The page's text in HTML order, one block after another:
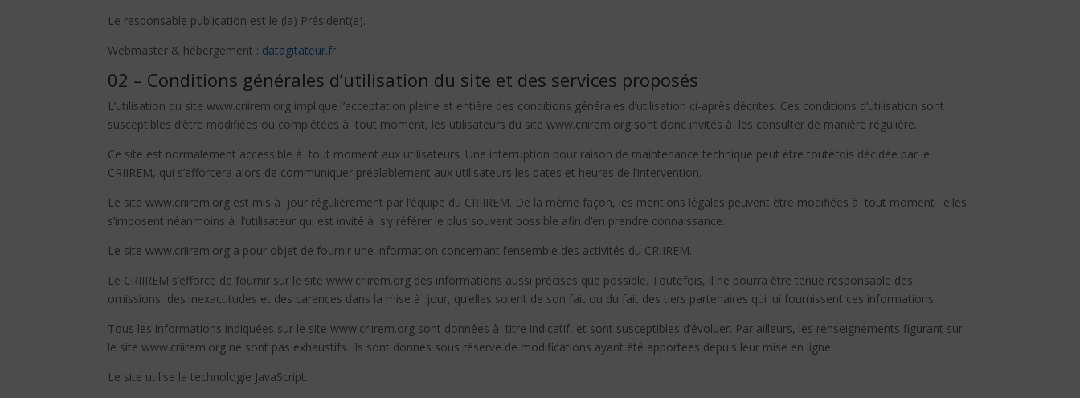
Le responsable publication est le (la) Président(e).
Webmaster & hébergement : datagitateur.fr
02 – Conditions générales d’utilisation du site et des services proposés
L’utilisation du site www.criirem.org implique l’acceptation pleine et entière des conditions générales d’utilisation ci-après décrites. Ces conditions d’utilisation sont
susceptibles d’ètre modifiées ou complétées à tout moment, les utilisateurs du site www.criirem.org sont donc invités à les consulter de manière régulière.
Ce site est normalement accessible à tout moment aux utilisateurs. Une interruption pour raison de maintenance technique peut ètre toutefois décidée par le
CRIIREM, qui s’efforcera alors de communiquer préalablement aux utilisateurs les dates et heures de l’intervention.
Le site www.criirem.org est mis à jour régulièrement par l’équipe du CRIIREM. De la mème façon, les mentions légales peuvent ètre modifiées à tout moment : elles
s’imposent néanmoins à l’utilisateur qui est invité à s’y référer le plus souvent possible afin d’en prendre connaissance.
Le site www.criirem.org a pour objet de fournir une information concernant l’ensemble des activités du CRIIREM.
Le CRIIREM s’efforce de fournir sur le site www.criirem.org des informations aussi précises que possible. Toutefois, il ne pourra ètre tenue responsable des
omissions, des inexactitudes et des carences dans la mise à jour, qu’elles soient de son fait ou du fait des tiers partenaires qui lui fournissent ces informations.
Tous les informations indiquées sur le site www.criirem.org sont données à titre indicatif, et sont susceptibles d’évoluer. Par ailleurs, les renseignements figurant sur
le site www.criirem.org ne sont pas exhaustifs. Ils sont donnés sous réserve de modifications ayant été apportées depuis leur mise en ligne.
Le site utilise la technologie JavaScript.